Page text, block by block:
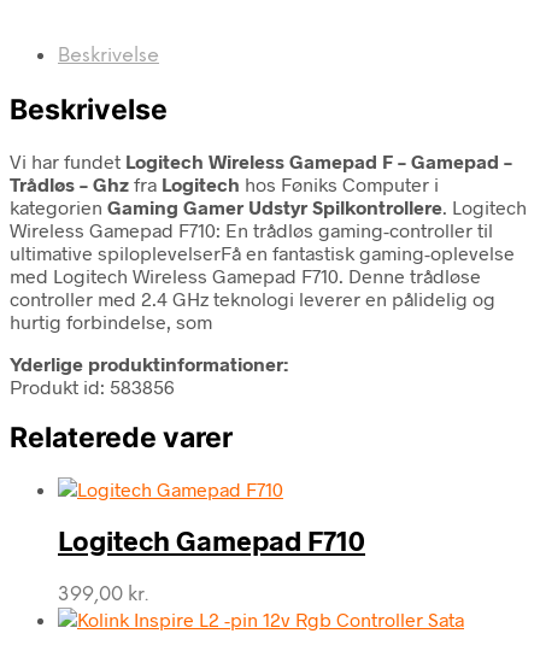
Beskrivelse
Beskrivelse
Vi har fundet Logitech Wireless Gamepad F – Gamepad –
Trådløs – Ghz fra Logitech hos Føniks Computer i
kategorien Gaming Gamer Udstyr Spilkontrollere. Logitech
Wireless Gamepad F710: En trådløs gaming-controller til
ultimative spiloplevelserFå en fantastisk gaming-oplevelse
med Logitech Wireless Gamepad F710. Denne trådløse
controller med 2.4 GHz teknologi leverer en pålidelig og
hurtig forbindelse, som
Yderlige produktinformationer:
Produkt id: 583856
Relaterede varer
Logitech Gamepad F710
399,00 kr.